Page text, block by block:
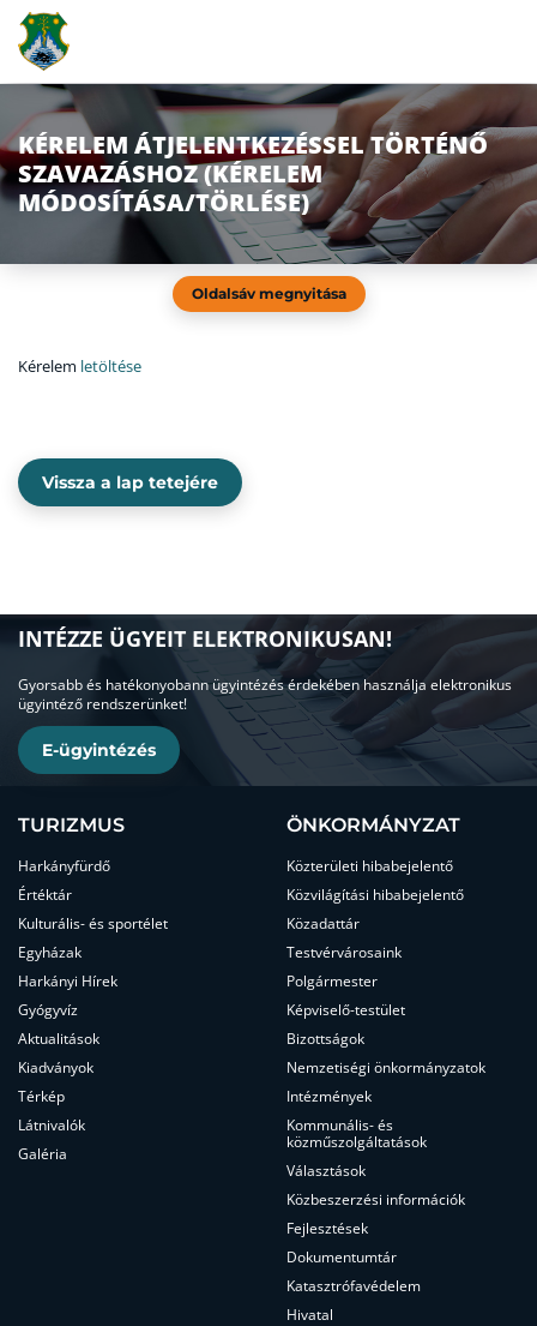
KÉRELEM ÁTJELENTKEZÉSSEL TÖRTÉNŐ
SZAVAZÁSHOZ (KÉRELEM
MÓDOSÍTÁSA/TÖRLÉSE)
Oldalsáv megnyitása
Kérelem letöltése
Vissza a lap tetejére
INTÉZZE ÜGYEIT ELEKTRONIKUSAN!
Gyorsabb és hatékonyobann ügyintézés érdekében használja elektronikus
ügyintéző rendszerünket!
E-ügyintézés
TURIZMUS
Harkányfürdő
Értéktár
Kulturális- és sportélet
Egyházak
Harkányi Hírek
Gyógyvíz
Aktualitások
Kiadványok
Térkép
Látnivalók
Galéria
ÖNKORMÁNYZAT
Közterületi hibabejelentő
Közvilágítási hibabejelentő
Közadattár
Testvérvárosaink
Polgármester
Képviselő-testület
Bizottságok
Nemzetiségi önkormányzatok
Intézmények
Kommunális- és
közműszolgáltatások
Választások
Közbeszerzési információk
Fejlesztések
Dokumentumtár
Katasztrófavédelem
Hivatal